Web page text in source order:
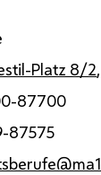
Platz 8/2,
87700
87575